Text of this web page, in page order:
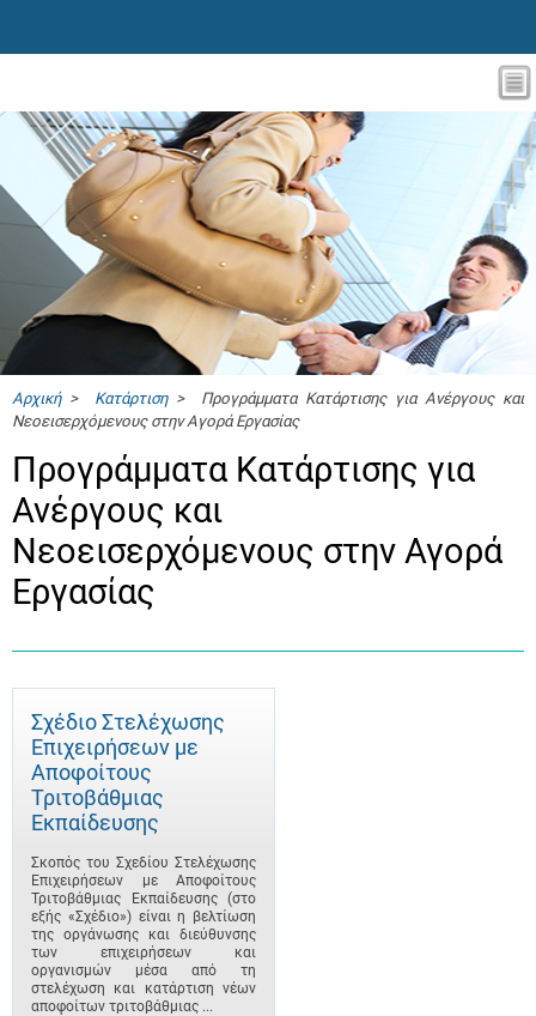
Αρχική> Κατάρτιση> Προγράμματα Κατάρτισης για Ανέργους και
Νεοεισερχόμενους στην Αγορά Εργασίας
Προγράμματα Κατάρτισης για
Ανέργους και
Νεοεισερχόμενους στην Αγορά
Εργασίας
Σχέδιο Στελέχωσης
Επιχειρήσεων με
Αποφοίτους
Τριτοβάθμιας
Εκπαίδευσης
Σκοπός του Σχεδίου Στελέχωσης
Επιχειρήσεων με Αποφοίτους
Τριτοβάθμιας Εκπαίδευσης (στο
εξής «Σχέδιο») είναι η βελτίωση
της οργάνωσης και διεύθυνσης
των επιχειρήσεων και
οργανισμών μέσα από τη
στελέχωση και κατάρτιση νέων
αποφοίτων τριτοβάθμιας ...